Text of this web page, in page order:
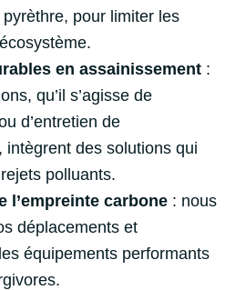
pour limiter les
en assainissement:
qu’il s’agisse de
d’entretien de
intègrent des solutions qui
polluants.
l’empreinte carbone: nous
déplacements et
équipements performants